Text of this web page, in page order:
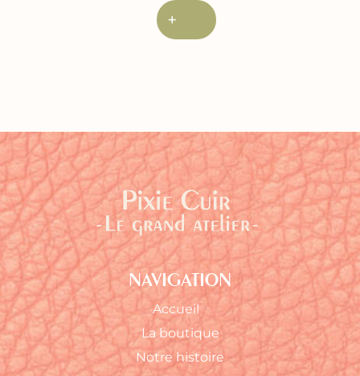
+
NAVIGATION
Accueil
La boutique
Notre histoire